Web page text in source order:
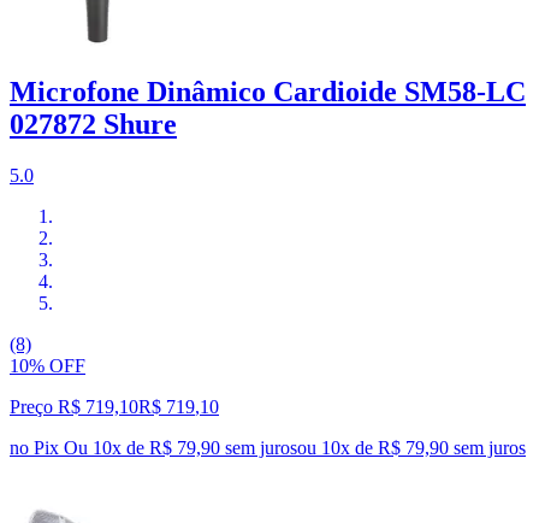
Microfone Dinâmico Cardioide SM58-LC
027872 Shure
5.0
(8)
10% OFF
Preço R$ 719,10R$ 719,10
no Pix Ou 10x de R$ 79,90 sem jurosou 10x de R$ 79,90 sem juros